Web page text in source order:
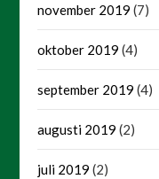
november 2019 (7)
oktober 2019 (4)
september 2019 (4)
augusti 2019 (2)
juli 2019 (2)